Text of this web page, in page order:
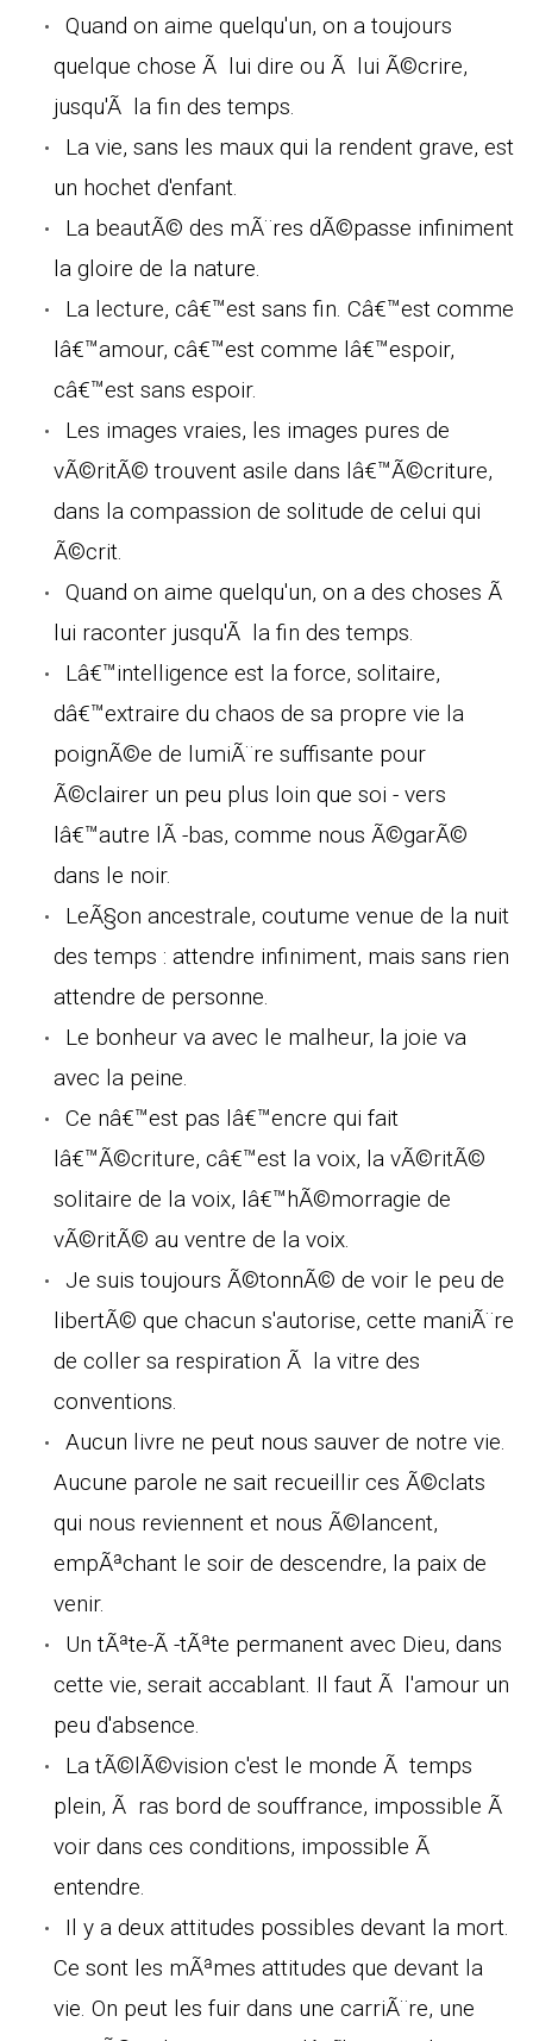
Quand on aime quelqu'un, on a toujours
quelque chose Ã lui dire ou Ã lui Ã©crire,
jusqu'Ã la fin des temps.
La vie, sans les maux qui la rendent grave, est
un hochet d'enfant.
La beautÃ© des mÃ¨res dÃ©passe infiniment
la gloire de la nature.
La lecture, câ€™est sans fin. Câ€™est comme
lâ€™amour, câ€™est comme lâ€™espoir,
câ€™est sans espoir.
Les images vraies, les images pures de
vÃ©ritÃ© trouvent asile dans lâ€™Ã©criture,
dans la compassion de solitude de celui qui
Ã©crit.
Quand on aime quelqu'un, on a des choses Ã
lui raconter jusqu'Ã la fin des temps.
Lâ€™intelligence est la force, solitaire,
dâ€™extraire du chaos de sa propre vie la
poignÃ©e de lumiÃ¨re suffisante pour
Ã©clairer un peu plus loin que soi - vers
lâ€™autre lÃ -bas, comme nous Ã©garÃ©
dans le noir.
LeÃ§on ancestrale, coutume venue de la nuit
des temps : attendre infiniment, mais sans rien
attendre de personne.
Le bonheur va avec le malheur, la joie va
avec la peine.
Ce nâ€™est pas lâ€™encre qui fait
lâ€™Ã©criture, câ€™est la voix, la vÃ©ritÃ©
solitaire de la voix, lâ€™hÃ©morragie de
vÃ©ritÃ© au ventre de la voix.
Je suis toujours Ã©tonnÃ© de voir le peu de
libertÃ© que chacun s'autorise, cette maniÃ¨re
de coller sa respiration Ã la vitre des
conventions.
Aucun livre ne peut nous sauver de notre vie.
Aucune parole ne sait recueillir ces Ã©clats
qui nous reviennent et nous Ã©lancent,
empÃªchant le soir de descendre, la paix de
venir.
Un tÃªte-Ã -tÃªte permanent avec Dieu, dans
cette vie, serait accablant. Il faut Ã l'amour un
peu d'absence.
La tÃ©lÃ©vision c'est le monde Ã temps
plein, Ã ras bord de souffrance, impossible Ã
voir dans ces conditions, impossible Ã
entendre.
Il y a deux attitudes possibles devant la mort.
Ce sont les mÃªmes attitudes que devant la
vie. On peut les fuir dans une carriÃ¨re, une